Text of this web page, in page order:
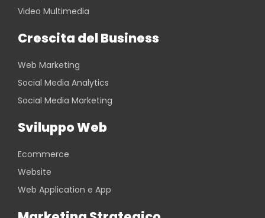
Video Multimedia
Crescita del Business
Web Marketing
Social Media Analytics
Social Media Marketing
Sviluppo Web
Ecommerce
Website
Web Application e App